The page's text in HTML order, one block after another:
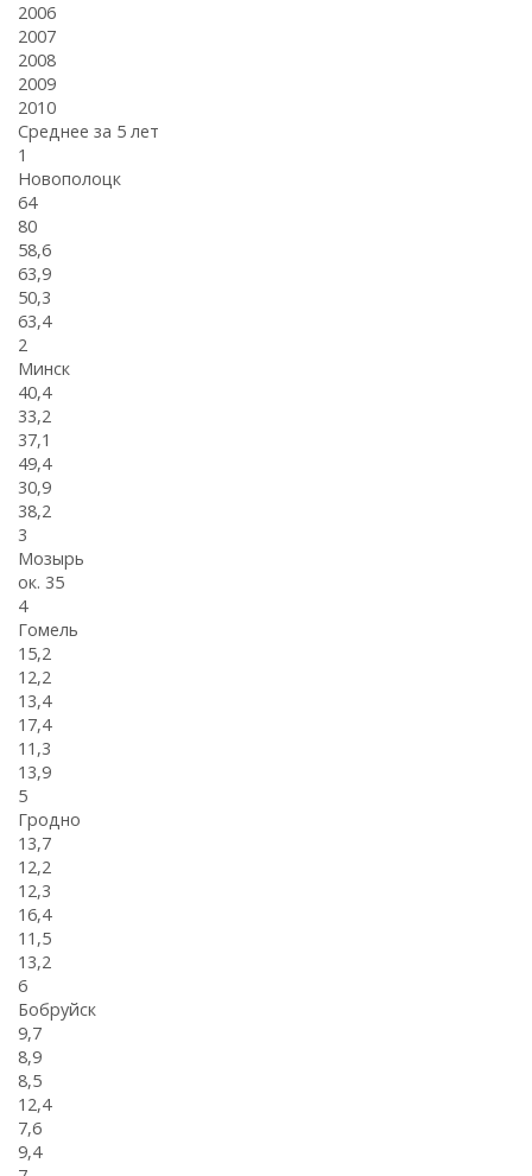
2006
2007
2008
2009
2010
Среднее за 5 лет
1
Новополоцк
64
80
58,6
63,9
50,3
63,4
2
Минск
40,4
33,2
37,1
49,4
30,9
38,2
3
Мозырь
ок. 35
4
Гомель
15,2
12,2
13,4
17,4
11,3
13,9
5
Гродно
13,7
12,2
12,3
16,4
11,5
13,2
6
Бобруйск
9,7
8,9
8,5
12,4
7,6
9,4